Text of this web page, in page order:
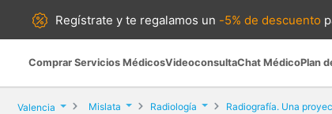
Regístrate yte regalamos un -5% de descuento
Comprar Servicios MédicosVideoconsultaChat MédicoPlan
Valencia Mislata Radiología